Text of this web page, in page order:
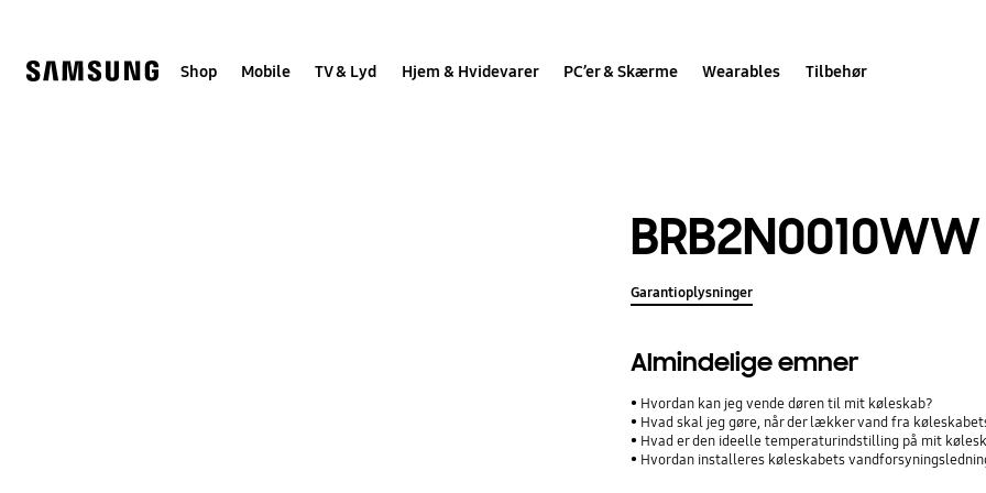
Shop Mobile TV & Lyd Hjem & Hvidevarer PC’er & Skærme Wearables Tilbehør
BRB2N0010WW
Garantioplysninger
Almindelige emner
Hvordan kan jeg vende døren til mit køleskab?
Hvad skal jeg gøre, når der lækker vand fra
Hvad er den ideelle temperaturindstilling på mit
Hvordan installeres køleskabets